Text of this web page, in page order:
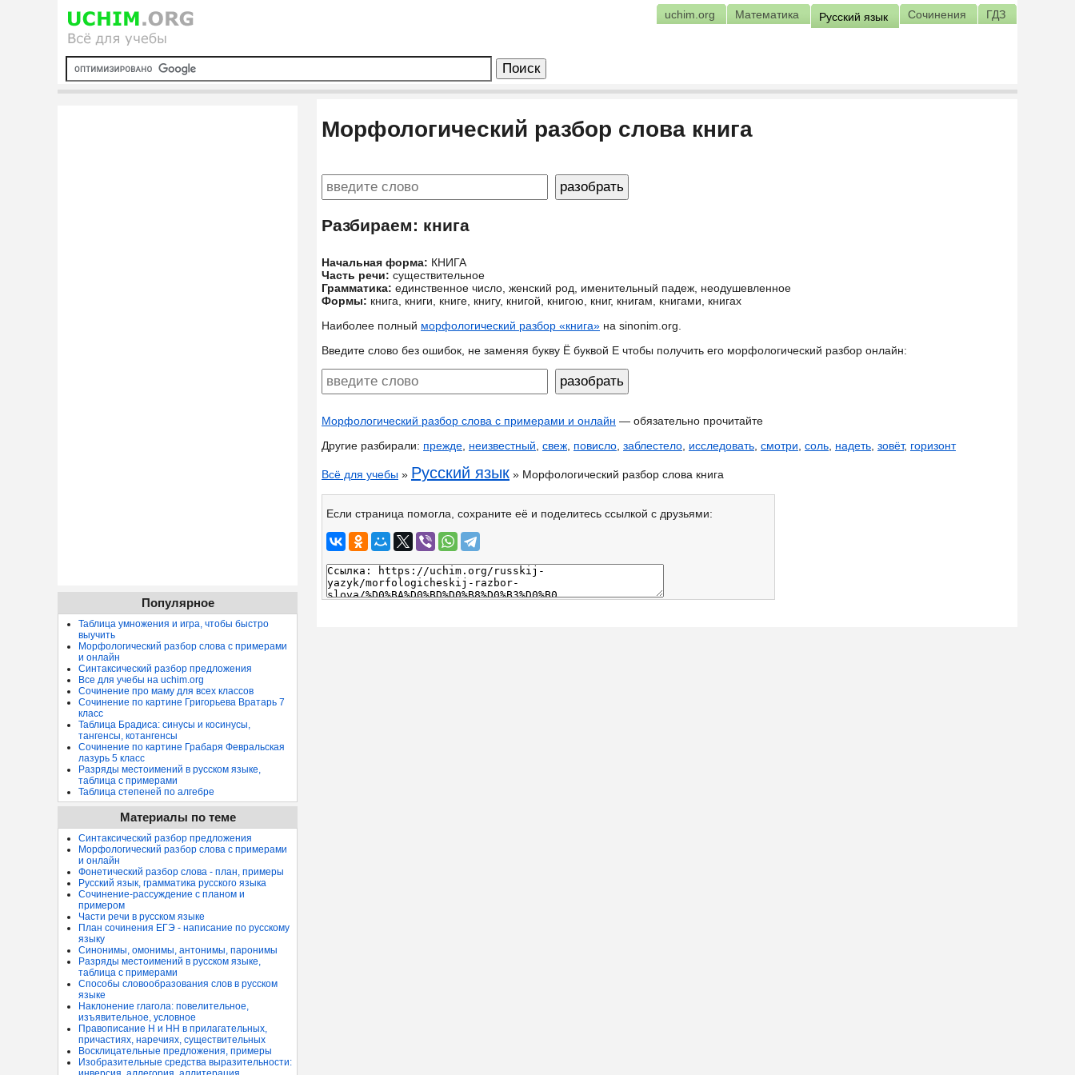
uchim.org Математика Русский язык Сочинения ГДЗ
Морфологический разбор слова книга
Разбираем: книга
Начальная форма: КНИГА
Часть речи: существительное
Грамматика: единственное число, женский род, именительный падеж, неодушевленное
Формы: книга, книги, книге, книгу, книгой, книгою, книг, книгам, книгами, книгах
Наиболее полный морфологический разбор «книга» на sinonim.org.
Введите слово без ошибок, не заменяя букву Ё буквой Е чтобы получить его морфологический разбор онлайн:
Морфологический разбор слова с примерами и онлайн — обязательно прочитайте
Другие разбирали: прежде неизвестный свеж повисло заблестело исследовать смотри соль надеть зовёт, горизонт
Всё для учебы » Русский язык » Морфологический разбор слова книга
Если страница помогла, сохраните её и поделитесь ссылкой с друзьями:
Популярное
Таблица умножения и игра, чтобы быстро
выучить
Морфологический разбор слова с примерами
и онлайн
Синтаксический разбор предложения
Все для учебы на uchim.org
Сочинение про маму для всех классов
Сочинение по картине Григорьева Вратарь 7
класс
Таблица Брадиса: синусы и косинусы,
тангенсы, котангенсы
Сочинение по картине Грабаря Февральская
лазурь 5 класс
Разряды местоимений в русском языке,
таблица с примерами
Таблица степеней по алгебре
Материалы по теме
Синтаксический разбор предложения
Морфологический разбор слова с примерами
и онлайн
Фонетический разбор слова - план, примеры
Русский язык, грамматика русского языка
Сочинение-рассуждение с планом и
примером
Части речи в русском языке
План сочинения ЕГЭ - написание по русскому
языку
Синонимы, омонимы, антонимы, паронимы
Разряды местоимений в русском языке,
таблица с примерами
Способы словообразования слов в русском
языке
Наклонение глагола: повелительное,
изъявительное, условное
Правописание Н и НН в прилагательных,
причастиях, наречиях, существительных
Восклицательные предложения, примеры
Изобразительные средства выразительности: